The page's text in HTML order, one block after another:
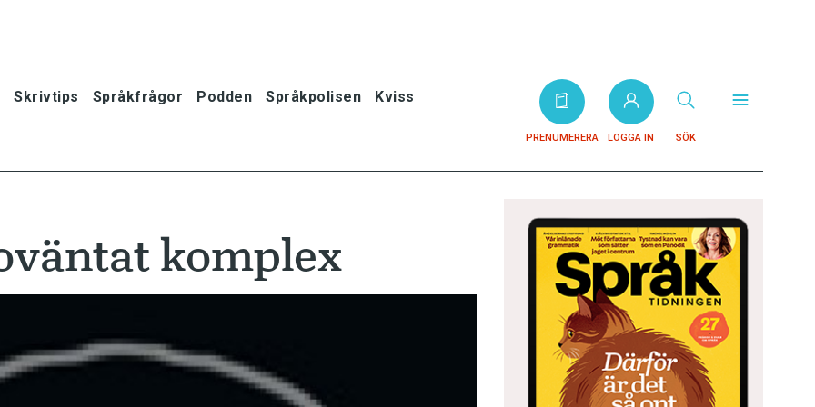
Skrivtips Språkfrågor Podden Språkpolisen Kviss
PRENUMERERA LOGGA IN SÖK
komplex